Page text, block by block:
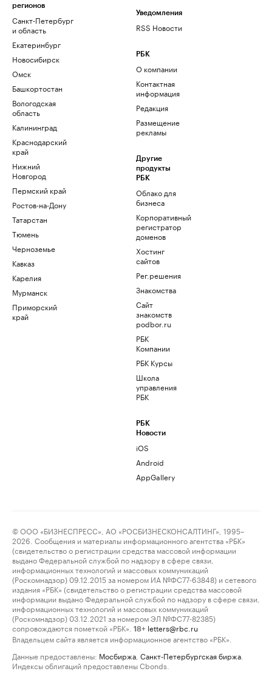
регионов
Санкт-Петербург
и область
Екатеринбург
Новосибирск
Омск
Башкортостан
Вологодская
область
Калининград
Краснодарский
край
Нижний
Новгород
Пермский край
Ростов-на-Дону
Татарстан
Тюмень
Черноземье
Кавказ
Карелия
Мурманск
Приморский
край
Уведомления
RSS Новости
РБК
О компании
Контактная
информация
Редакция
Размещение
рекламы
Другие
продукты
РБК
Облако для
бизнеса
Корпоративный
регистратор
доменов
Хостинг
сайтов
Рег.решения
Знакомства
Сайт
знакомств
podbor.ru
РБК
Компании
РБК Курсы
Школа
управления
РБК
РБК
Новости
iOS
Android
AppGallery
© ООО «БИЗНЕСПРЕСС», АО «РОСБИЗНЕСКОНСАЛТИНГ», 1995–
2026. Сообщения и материалы информационного агентства «РБК»
(свидетельство о регистрации средства массовой информации
выдано Федеральной службой по надзору в сфере связи,
информационных технологий и массовых коммуникаций
(Роскомнадзор) 09.12.2015 за номером ИА №ФС77-63848) и сетевого
издания «РБК» (свидетельство о регистрации средства массовой
информации выдано Федеральной службой по надзору в сфере связи,
информационных технологий и массовых коммуникаций
(Роскомнадзор) 03.12.2021 за номером ЭЛ №ФС77-82385)
сопровождаются пометкой «РБК».
18+ letters@rbc.ru
Владельцем сайта является информационное агентство «РБК».
Данные предоставлены: Мосбиржа Санкт-Петербургская биржа
Индексы облигаций предоставлены Cbonds.